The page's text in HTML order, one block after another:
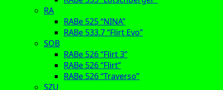
RA
RABe 525 “NINA”
RABe 533.7 “Flirt Evo”
SOB
RABe 526 “Flirt 3”
RABe 526 “Flirt”
RABe 526 “Traverso”
SZU